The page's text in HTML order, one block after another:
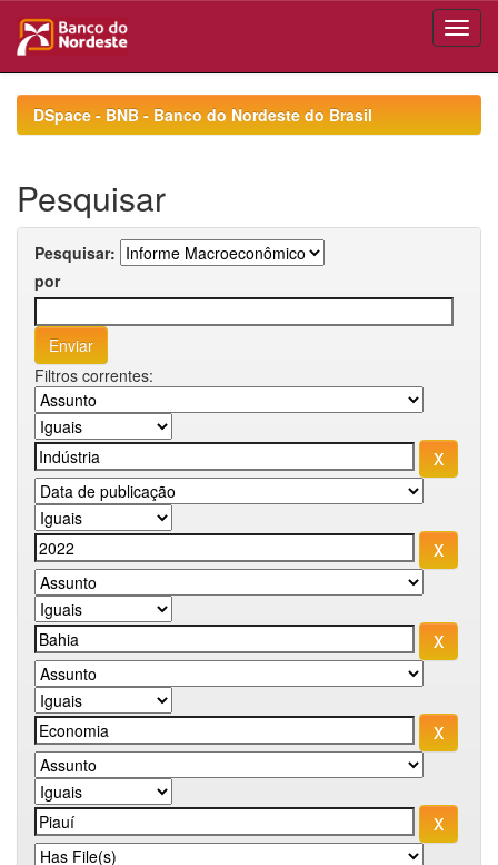
navigationDSpace - BNB - Banco do Nordeste do Brasil
Pesquisar
Pesquisar:
por
Filtros correntes: